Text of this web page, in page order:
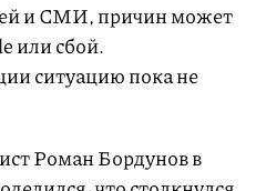
и СМИ, причин может
или сбой.
ситуацию пока не
Роман Бордунов в